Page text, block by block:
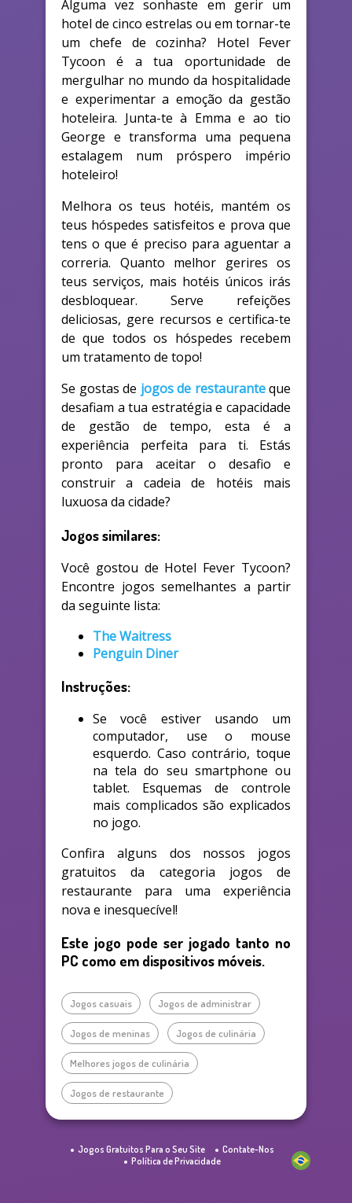
Alguma vez sonhaste em gerir um
hotel de cinco estrelas ou em tornar-te
um chefe de cozinha? Hotel Fever
Tycoon é a tua oportunidade de
mergulhar no mundo da hospitalidade
e experimentar a emoção da gestão
hoteleira. Junta-te à Emma e ao tio
George e transforma uma pequena
estalagem num próspero império
hoteleiro!
Melhora os teus hotéis, mantém os
teus hóspedes satisfeitos e prova que
tens o que é preciso para aguentar a
correria. Quanto melhor gerires os
teus serviços, mais hotéis únicos irás
desbloquear. Serve refeições
deliciosas, gere recursos e certifica-te
de que todos os hóspedes recebem
um tratamento de topo!
Se gostas de jogos de restauranteque
desafiam a tua estratégia e capacidade
de gestão de tempo, esta é a
experiência perfeita para ti. Estás
pronto para aceitar o desafio e
construir a cadeia de hotéis mais
luxuosa da cidade?
Jogos similares:
Você gostou de Hotel Fever Tycoon?
Encontre jogos semelhantes a partir
da seguinte lista:
The Waitress
Penguin Diner
Instruções:
Se você estiver usando um
computador, use o mouse
esquerdo. Caso contrário, toque
na tela do seu smartphone ou
tablet. Esquemas de controle
mais complicados são explicados
no jogo.
Confira alguns dos nossos jogos
gratuitos da categoria jogos de
restaurante para uma experiência
nova e inesquecível!
Este jogo pode ser jogado tanto no
PC como em dispositivos móveis.
Jogos casuais Jogos de administrar
Jogos de meninas Jogos de culinária
Melhores jogos de culinária
Jogos de restaurante
Jogos Gratuitos Para o Seu Site
Contate-Nos
Política de Privacidade